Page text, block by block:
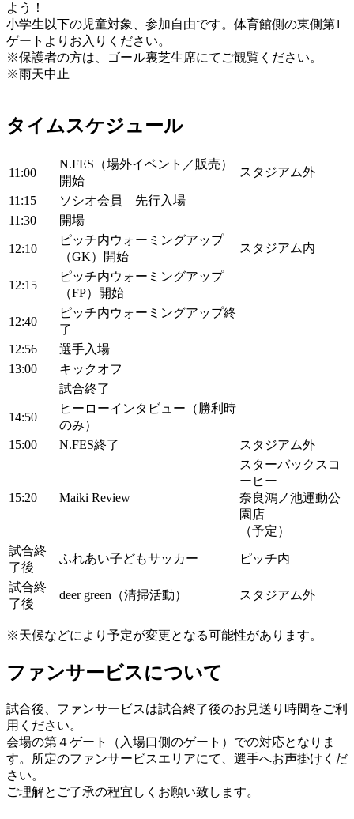
よう！
小学生以下の児童対象、参加自由です。体育館側の東側第1
ゲートよりお入りください。
※保護者の方は、ゴール裏芝生席にてご観覧ください。
※雨天中止
タイムスケジュール
11:00
N.FES（場外イベント／販売）
開始
スタジアム外
11:15
ソシオ会員 先行入場
11:30
開場
12:10
ピッチ内ウォーミングアップ
（GK）開始
スタジアム内
12:15
ピッチ内ウォーミングアップ
（FP）開始
12:40
ピッチ内ウォーミングアップ終
了
12:56
選手入場
13:00
キックオフ
試合終了
14:50
ヒーローインタビュー（勝利時
のみ）
15:00
N.FES終了 スタジアム外
15:20 Maiki Review
スターバックスコ
ーヒー
奈良鴻ノ池運動公
園店
（予定）
試合終
了後
ふれあい子どもサッカー ピッチ内
試合終
了後
deer green（清掃活動） スタジアム外
※天候などにより予定が変更となる可能性があります。
ファンサービスについて
試合後、ファンサービスは試合終了後のお見送り時間をご利
用ください。
会場の第４ゲート（入場口側のゲート）での対応となりま
す。所定のファンサービスエリアにて、選手へお声掛けくだ
さい。
ご理解とご了承の程宜しくお願い致します。